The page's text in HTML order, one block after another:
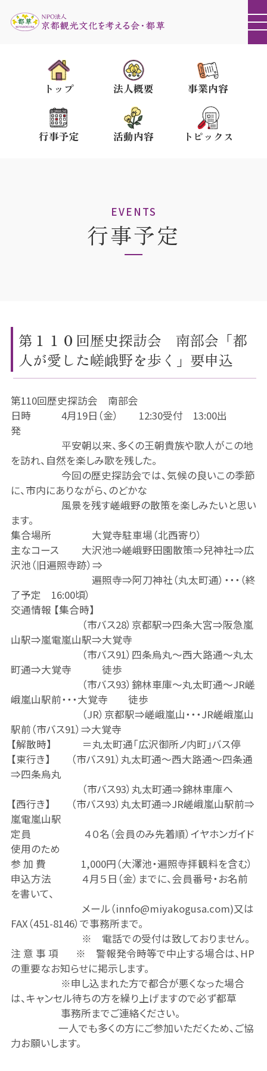
トップ 法人概要 事業内容
行事予定 活動内容 トピックス
EVENTS
行事予定
第１１０回歴史探訪会 南部会「都
人が愛した嵯峨野を歩く」要申込
第110回歴史探訪会 南部会
日時 4月19日（金） 12:30受付 13:00出
発
平安朝以来、多くの王朝貴族や歌人がこの地
を訪れ、自然を楽しみ歌を残した。
今回の歴史探訪会では、気候の良いこの季節
に、市内にありながら、のどかな
風景を残す嵯峨野の散策を楽しみたいと思い
ます。
集合場所 大覚寺駐車場（北西寄り）
主なコース 大沢池⇒嵯峨野田園散策⇒兒神社⇒広
沢池（旧遍照寺跡）⇒
遍照寺⇒阿刀神社（丸太町通）・・・（終
了予定 16:00頃）
交通情報 【集合時】
（市バス28）京都駅⇒四条大宮⇒阪急嵐
山駅⇒嵐電嵐山駅⇒大覚寺
（市バス91）四条烏丸～西大路通～丸太
町通⇒大覚寺 徒歩
（市バス93）錦林車庫～丸太町通～JR嵯
峨嵐山駅前・・・大覚寺 徒歩
（JR）京都駅⇒嵯峨嵐山・・・JR嵯峨嵐山
駅前（市バス91）⇒大覚寺
【解散時】 ＝丸太町通「広沢御所ノ内町」バス停
【東行き】 （市バス91）丸太町通～西大路通～四条通
⇒四条烏丸
（市バス93）丸太町通⇒錦林車庫へ
【西行き】 （市バス93）丸太町通⇒JR嵯峨嵐山駅前⇒
嵐電嵐山駅
定員 ４０名（会員のみ先着順）イヤホンガイド
使用のため
参 加 費 1,000円（大澤池・遍照寺拝観料を含む）
申込方法 ４月５日（金）までに、会員番号・お名前
を書いて、
メール（innfo@miyakogusa.com)又は
FAX（451-8146）で事務所まで。
※ 電話での受付は致しておりません。
注 意 事 項 ※ 警報発令時等で中止する場合は、HP
の重要なお知らせに掲示します。
※申し込まれた方で都合が悪くなった場合
は、キャンセル待ちの方を繰り上げますので必ず都草
事務所までご連絡ください。
一人でも多くの方にご参加いただくため、ご協
力お願いします。